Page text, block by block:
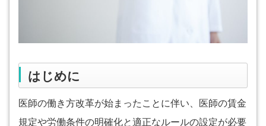
はじめに
医師の働き方改革が始まったことに伴い、医師の賃金
規定や労働条件の明確化と適正なルールの設定が必要